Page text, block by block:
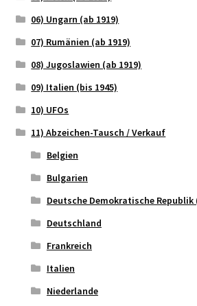
06) Ungarn (ab 1919)
07) Rumänien (ab 1919)
08) Jugoslawien (ab 1919)
09) Italien (bis 1945)
10) UFOs
11) Abzeichen-Tausch / Verkauf
Belgien
Bulgarien
Deutsche Demokratische Republik
Deutschland
Frankreich
Italien
Niederlande